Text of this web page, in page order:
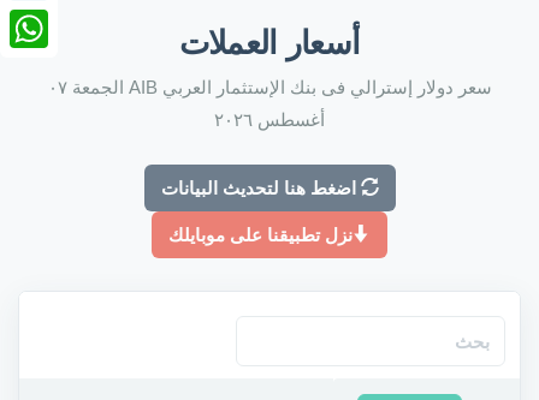
أسعار العملات
سعر دولار إسترالي فى بنك الإستثمار العربي AIB الجمعة ٠٧
أغسطس ٢٠٢٦
اضغط هنا لتحديث البيانات
نزل تطبيقنا على موبايلك